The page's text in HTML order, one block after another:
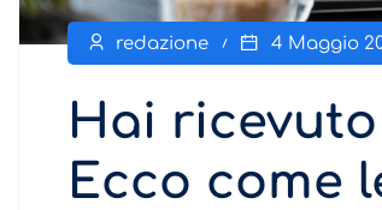
redazione 4 Maggio
Hai
Ecco come